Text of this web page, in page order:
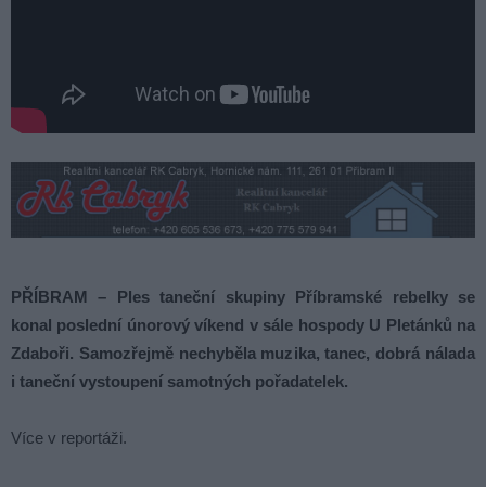
PŘÍBRAM – Ples taneční skupiny Příbramské rebelky se
konal poslední únorový víkend v sále hospody U Pletánků na
Zdaboři. Samozřejmě nechyběla muzika, tanec, dobrá nálada
i taneční vystoupení samotných pořadatelek.
Více v reportáži.